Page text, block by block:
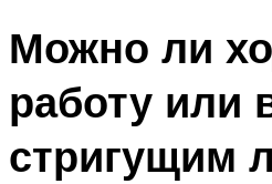
Можно ли
работу или
стригущим